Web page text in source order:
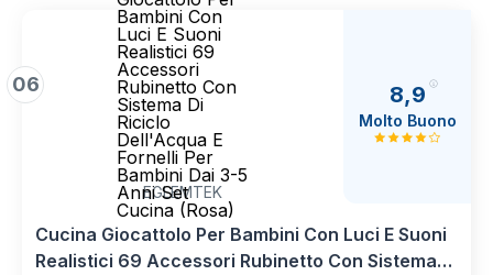
06
Bambini Con
Luci E Suoni
Realistici 69
Accessori
Rubinetto Con
Sistema Di
Riciclo
Dell'Acqua E
Fornelli Per
Bambini Dai 3-5
Anni Set
Cucina (Rosa)
EGLEMTEK
8,9
Molto Buono
Cucina Giocattolo Per Bambini Con Luci E Suoni
Realistici 69 Accessori Rubinetto Con Sistema